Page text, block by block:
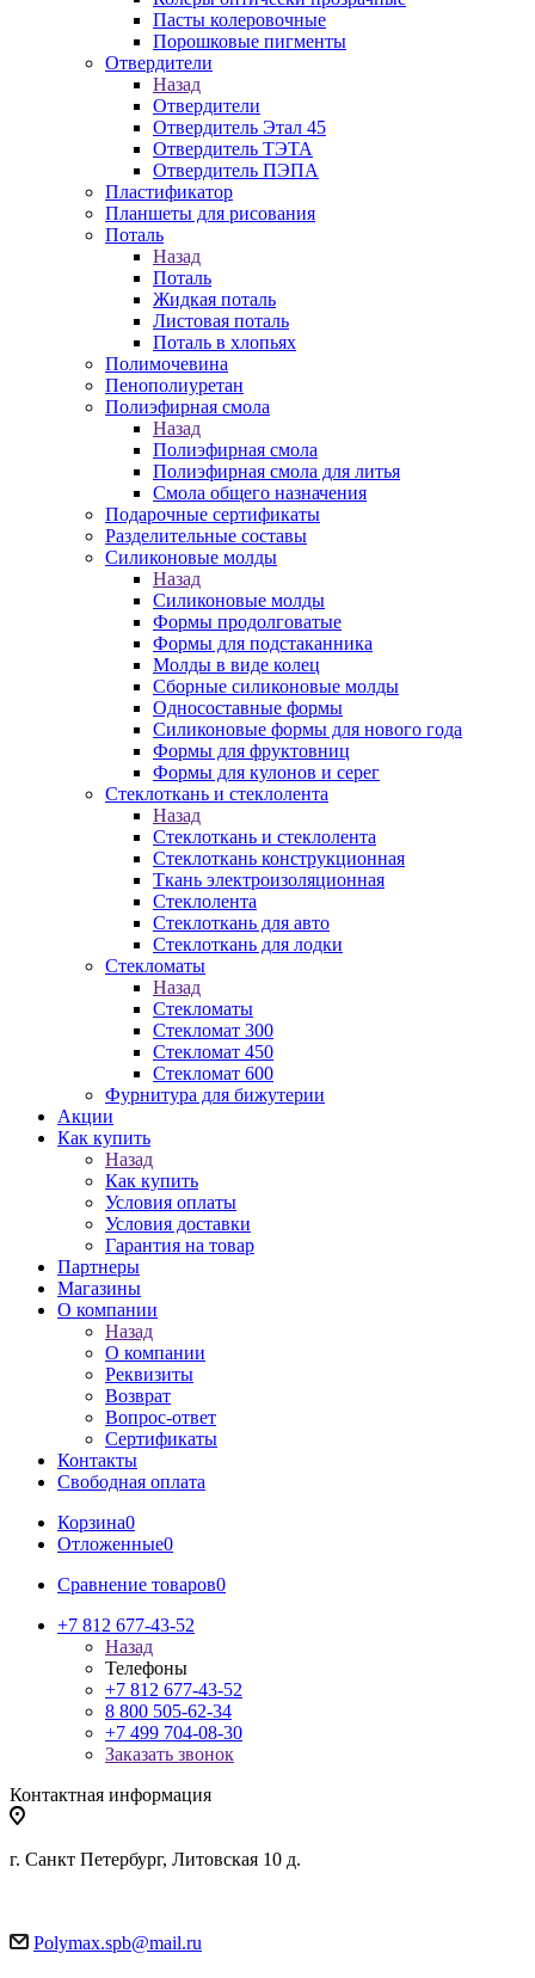
Пасты колеровочные
Порошковые пигменты
Отвердители
Назад
Отвердители
Отвердитель Этал 45
Отвердитель ТЭТА
Отвердитель ПЭПА
Пластификатор
Планшеты для рисования
Поталь
Назад
Поталь
Жидкая поталь
Листовая поталь
Поталь в хлопьях
Полимочевина
Пенополиуретан
Полиэфирная смола
Назад
Полиэфирная смола
Полиэфирная смола для литья
Смола общего назначения
Подарочные сертификаты
Разделительные составы
Силиконовые молды
Назад
Силиконовые молды
Формы продолговатые
Формы для подстаканника
Молды в виде колец
Сборные силиконовые молды
Односоставные формы
Силиконовые формы для нового года
Формы для фруктовниц
Формы для кулонов и серег
Стеклоткань и стеклолента
Назад
Стеклоткань и стеклолента
Стеклоткань конструкционная
Ткань электроизоляционная
Стеклолента
Стеклоткань для авто
Стеклоткань для лодки
Стекломаты
Назад
Стекломаты
Стекломат 300
Стекломат 450
Стекломат 600
Фурнитура для бижутерии
Акции
Как купить
Назад
Как купить
Условия оплаты
Условия доставки
Гарантия на товар
Партнеры
Магазины
О компании
Назад
О компании
Реквизиты
Возврат
Вопрос-ответ
Сертификаты
Контакты
Свободная оплата
Корзина0
Отложенные0
Сравнение товаров0
+7 812 677-43-52
Назад
Телефоны
+7 812 677-43-52
8 800 505-62-34
+7 499 704-08-30
Заказать звонок
Контактная информация
г. Санкт Петербург, Литовская 10 д.
Polymax.spb@mail.ru